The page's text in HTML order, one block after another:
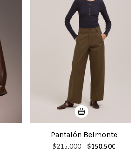
Pantalón Belmonte
$215.000 $150.500